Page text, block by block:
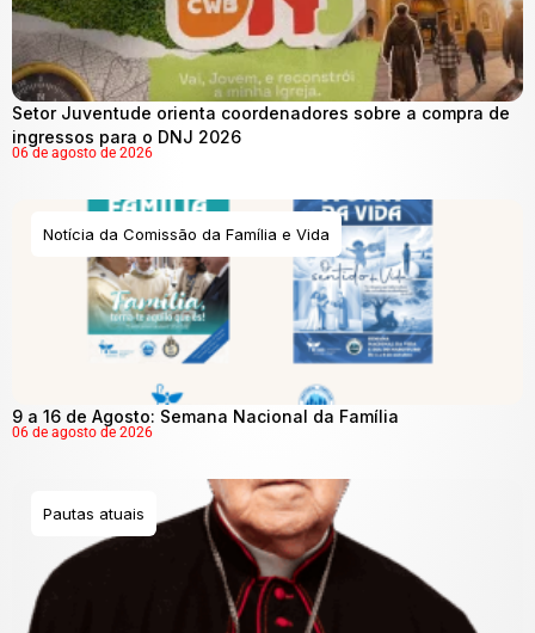
Setor Juventude orienta coordenadores sobre a compra de
ingressos para o DNJ 2026
06 de agosto de 2026
Notícia da Comissão da Família e Vida
9 a 16 de Agosto: Semana Nacional da Família
06 de agosto de 2026
Pautas atuais